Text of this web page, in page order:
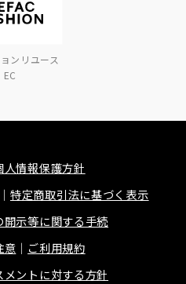
ンリユース
EC
人情報保護方針
特定商取引法に基づく表示
示等に関する手続
意
ご利用規約
ントに対する方針